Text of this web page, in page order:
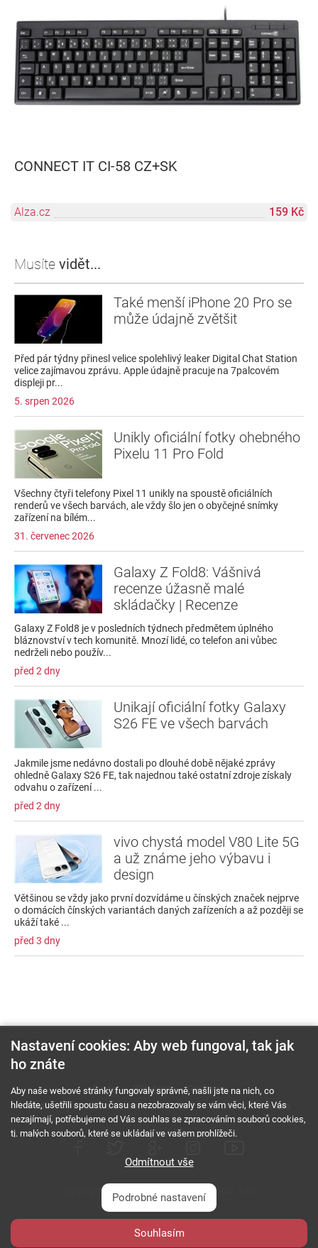
CONNECT IT CI-58 CZ+SK
Alza.cz 159 Kč
Musíte vidět...
Také menší iPhone 20 Pro se
může údajně zvětšit
Před pár týdny přinesl velice spolehlivý leaker Digital Chat Station
velice zajímavou zprávu. Apple údajně pracuje na 7palcovém
displeji pr...
5. srpen 2026
Unikly oficiální fotky ohebného
Pixelu 11 Pro Fold
Všechny čtyři telefony Pixel 11 unikly na spoustě oficiálních
renderů ve všech barvách, ale vždy šlo jen o obyčejné snímky
zařízení na bílém...
31. červenec 2026
Galaxy Z Fold8: Vášnivá
recenze úžasně malé
skládačky | Recenze
Galaxy Z Fold8 je v posledních týdnech předmětem úplného
bláznovství v tech komunitě. Mnozí lidé, co telefon ani vůbec
nedrželi nebo použív...
před 2 dny
Unikají oficiální fotky Galaxy
S26 FE ve všech barvách
Jakmile jsme nedávno dostali po dlouhé době nějaké zprávy
ohledně Galaxy S26 FE, tak najednou také ostatní zdroje získaly
odvahu o zařízení ...
před 2 dny
vivo chystá model V80 Lite 5G
a už známe jeho výbavu i
design
Většinou se vždy jako první dozvídáme u čínských značek nejprve
o domácích čínských variantách daných zařízeních a až později se
ukáží také ...
před 3 dny
O nás RSS feed
Reklama
Podmínky použití a ochrana soukromí
Cookies Kariéra
Copyright © 2000 - 2026 NetComp, spol. s r.o.
Všechna práva vyhrazena.
PESL.NAME
Nastavení cookies: Aby web fungoval, tak jak
ho znáte
Aby naše webové stránky fungovaly správně, našli jste na nich, co
hledáte, ušetřili spoustu času a nezobrazovaly se vám věci, které Vás
nezajímají, potřebujeme od Vás souhlas se zpracováním souborů cookies,
tj. malých souborů, které se ukládají ve vašem prohlížeči.
Odmítnout vše
Podrobné nastavení
Souhlasím